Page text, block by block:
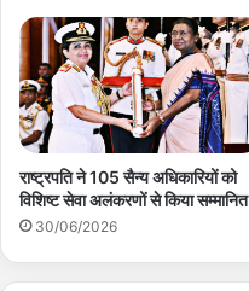
राष्ट्रपति ने 105 सैन्य अधिकारियों को
विशिष्ट सेवा अलंकरणों से किया सम्मानित
30/06/2026